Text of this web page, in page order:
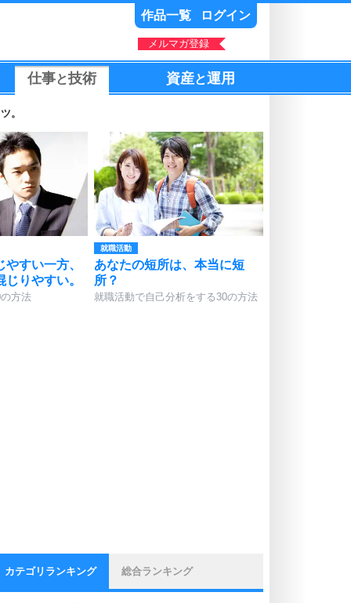
作品一覧 ログイン
メルマガ登録
仕事と技術 資産と運用
。
やすい一方、
りやすい。
方法
就職活動
あなたの短所は、本当に短
所？
就職活動で自己分析をする30の方法
カテゴリランキング 総合ランキング